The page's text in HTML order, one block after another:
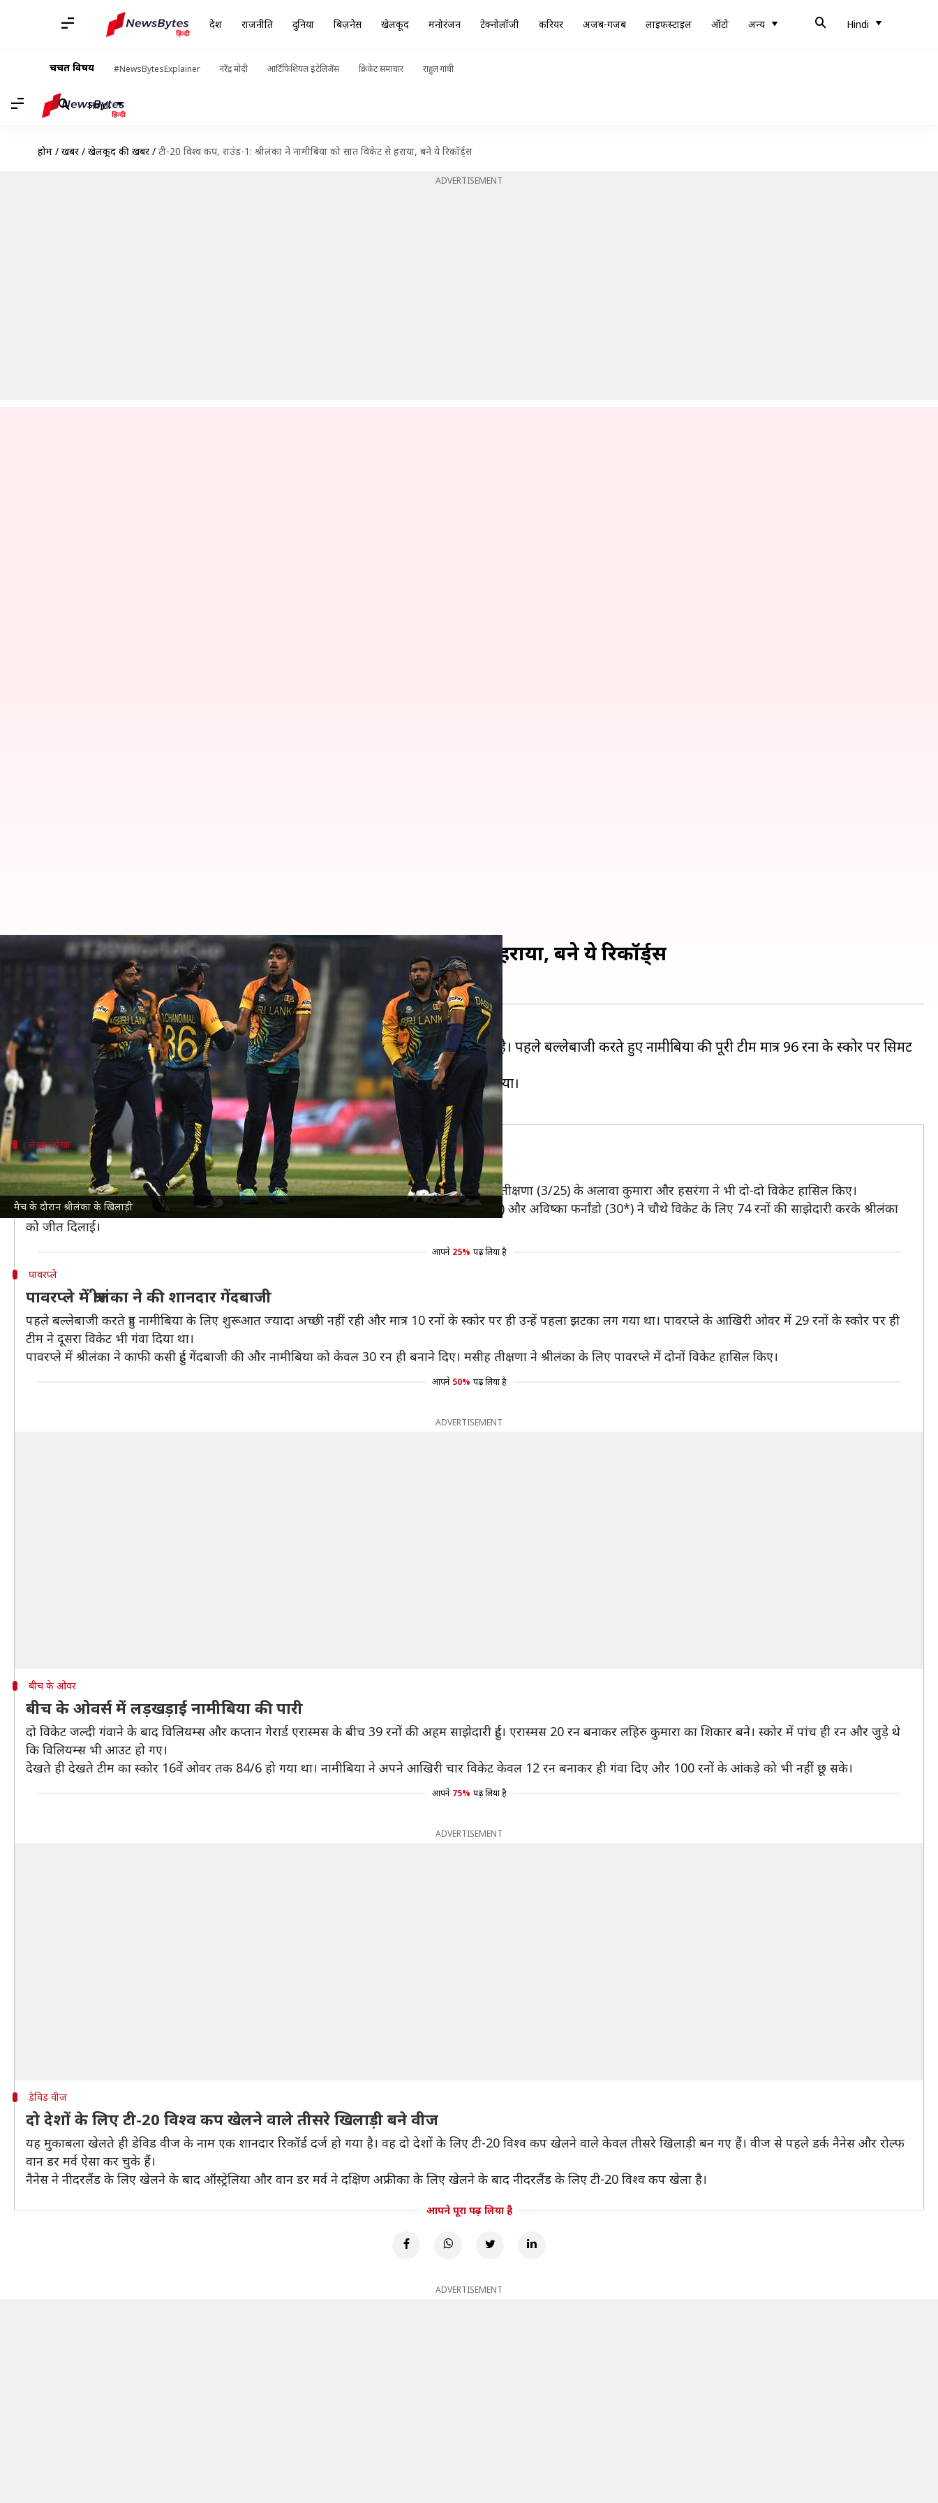
देश राजनीति दुनिया बिज़नेस खेलकूद मनोरंजन टेक्नोलॉजी करियर अजब-गजब लाइफस्टाइल ऑटो अन्य Hindi
चर्चित विषय #NewsBytesExplainer नरेंद्र मोदी आर्टिफिशियल इंटेलिजेंस क्रिकेट समाचार राहुल गांधी
Hindi
होम / खबरें / खेलकूद की खबरें / टी-20 विश्व कप, राउंड-1: श्रीलंका ने नामीबिया को सात विकेट से हराया, बने ये रिकॉर्ड्स
ADVERTISEMENT
मैच के दौरान श्रीलंका के खिलाड़ी
टी-20 विश्व कप, राउंड-1: श्रीलंका ने नामीबिया को सात विकेट से हराया, बने ये रिकॉर्ड्स
Oct 18, 2021 10:36 pm
क्या है खबर?
टी-20 विश्व कपके राउंड वन के चौथे मुकाबले मेंश्रीलंकाने नामीबिया को सात विकेट से हरा दिया है। पहले बल्लेबाजी करते हुए नामीबिया की पूरी टीम मात्र 96 रनों के स्कोर पर सिमट
गई थी। क्रेग विलियम्स ने सबसे अधिक 29 रनों की पारी खेली।
स्कोर का पीछा करते हुए श्रीलंका ने भानुका राजपक्षा (42*) की पारी की बदौलत मैच अपने नाम किया।
लेखा-जोखा
इस तरह श्रीलंका को मिली जीत
पहले बल्लेबाजी करते हुए नामीबिया की टीम पूरे ओवर्स भी नहीं खेल पाई और 96 के स्कोर पर ढेर हो गई। तीक्षणा (3/25) के अलावा कुमारा और हसरंगा ने भी दो-दो विकेट हासिल किए।
लक्ष्य का पीछा करने उतरी श्रीलंका का स्कोर छठे ओवर में 26/3 था। हालांकि, राजपक्षा (27 गेंद 42* रन) और अविष्का फर्नांडो (30*) ने चौथे विकेट के लिए 74 रनों की साझेदारी करके श्रीलंका
को जीत दिलाई।
आपने 25% पढ़ लिया है
पावरप्ले
पावरप्ले में श्रीलंका ने की शानदार गेंदबाजी
पहले बल्लेबाजी करते हुए नामीबिया के लिए शुरूआत ज्यादा अच्छी नहीं रही और मात्र 10 रनों के स्कोर पर ही उन्हें पहला झटका लग गया था। पावरप्ले के आखिरी ओवर में 29 रनों के स्कोर पर ही
टीम ने दूसरा विकेट भी गंवा दिया था।
पावरप्ले में श्रीलंका ने काफी कसी हुई गेंदबाजी की और नामीबिया को केवल 30 रन ही बनाने दिए। मसीह तीक्षणा ने श्रीलंका के लिए पावरप्ले में दोनों विकेट हासिल किए।
आपने 50% पढ़ लिया है
ADVERTISEMENT
बीच के ओवर
बीच के ओवर्स में लड़खड़ाई नामीबिया की पारी
दो विकेट जल्दी गंवाने के बाद विलियम्स और कप्तान गेरार्ड एरास्मस के बीच 39 रनों की अहम साझेदारी हुई। एरास्मस 20 रन बनाकर लहिरु कुमारा का शिकार बने। स्कोर में पांच ही रन और जुड़े थे
कि विलियम्स भी आउट हो गए।
देखते ही देखते टीम का स्कोर 16वें ओवर तक 84/6 हो गया था। नामीबिया ने अपने आखिरी चार विकेट केवल 12 रन बनाकर ही गंवा दिए और 100 रनों के आंकड़े को भी नहीं छू सके।
आपने 75% पढ़ लिया है
ADVERTISEMENT
डेविड वीज
दो देशों के लिए टी-20 विश्व कप खेलने वाले तीसरे खिलाड़ी बने वीज
यह मुकाबला खेलते ही डेविड वीज के नाम एक शानदार रिकॉर्ड दर्ज हो गया है। वह दो देशों के लिए टी-20 विश्व कप खेलने वाले केवल तीसरे खिलाड़ी बन गए हैं। वीज से पहले डर्क नैनेस और रोल्फ
वान डर मर्व ऐसा कर चुके हैं।
नैनेस ने नीदरलैंड के लिए खेलने के बाद ऑस्ट्रेलिया और वान डर मर्व ने दक्षिण अफ्रीका के लिए खेलने के बाद नीदरलैंड के लिए टी-20 विश्व कप खेला है।
आपने पूरा पढ़ लिया है
ADVERTISEMENT